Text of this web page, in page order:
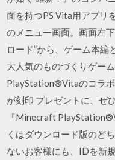
面を持つPS Vita用アプリ
のメニュー画面。画面左
ロード”から、ゲーム本編
大人気のものづくりゲー
PlayStation®Vitaのコラ
が刻印 プレゼントに、ぜ
『Minecraft
くはダウンロード版のど
ないお客様にも、IDを新